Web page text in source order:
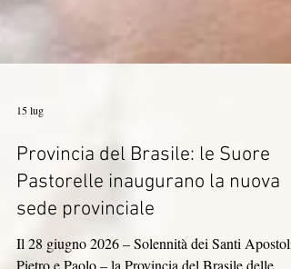
15 lug
Provincia del Brasile: le Suore
Pastorelle inaugurano la nuova
sede provinciale